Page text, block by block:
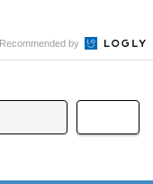
Recommended by